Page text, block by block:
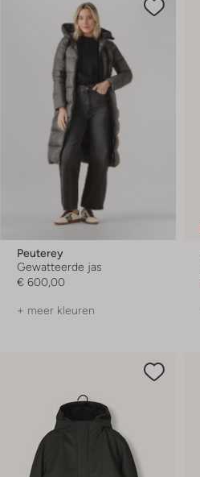
Peuterey
Gewatteerde jas
€ 600,00
+ meer kleuren